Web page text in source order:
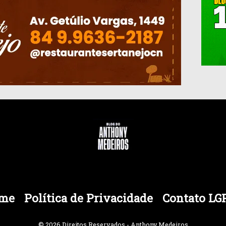
Política de Privacidade Contato